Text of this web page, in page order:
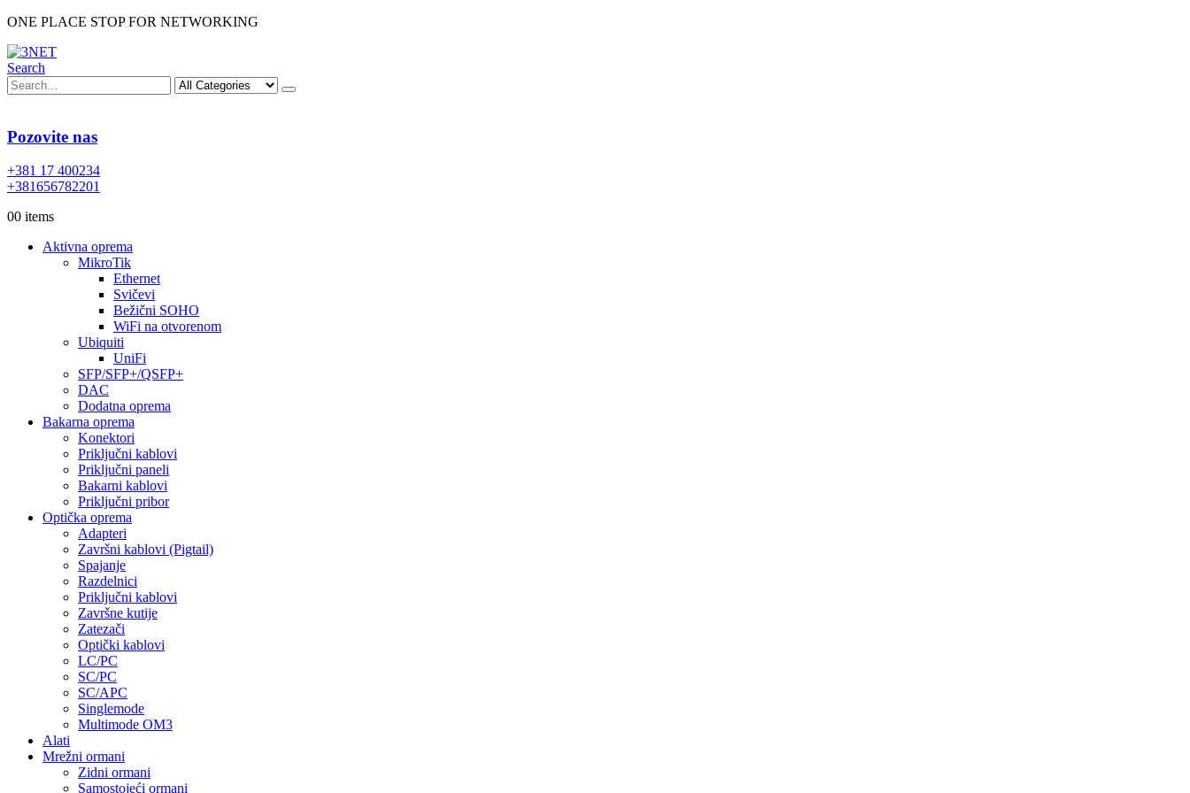
ONE PLACE STOP FOR NETWORKING
Search
Pozovite nas
+381 17 400234
+381656782201
00 items
Aktivna oprema
MikroTik
Ethernet
Svičevi
Bežični SOHO
WiFi na otvorenom
Ubiquiti
UniFi
SFP/SFP+/QSFP+
DAC
Dodatna oprema
Bakarna oprema
Konektori
Priključni kablovi
Priključni paneli
Bakarni kablovi
Priključni pribor
Optička oprema
Adapteri
Završni kablovi (Pigtail)
Spajanje
Razdelnici
Priključni kablovi
Završne kutije
Zatezači
Optički kablovi
LC/PC
SC/PC
SC/APC
Singlemode
Multimode OM3
Alati
Mrežni ormani
Zidni ormani
Samostojeći ormani